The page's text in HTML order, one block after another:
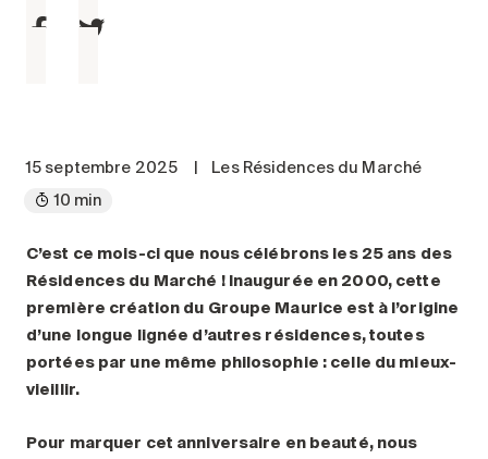
Stationnement
Notre approche
Les 8 étapes d’emménagement
À propos
Nouvelles
FAQ
Rechercher&nbsp;:
15 septembre 2025
Les Résidences du Marché
10 min
C’est ce mois-ci que nous célébrons les 25 ans des
Résidences du Marché ! Inaugurée en 2000, cette
première création du Groupe Maurice est à l’origine
d’une longue lignée d’autres résidences, toutes
portées par une même philosophie : celle du mieux-
vieillir.
Pour marquer cet anniversaire en beauté, nous